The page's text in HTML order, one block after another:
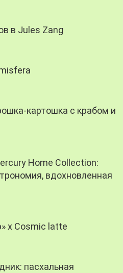
в Jules Zang
картошка с крабом и
Home Collection:
вдохновленная
х Cosmic latte
пасхальная